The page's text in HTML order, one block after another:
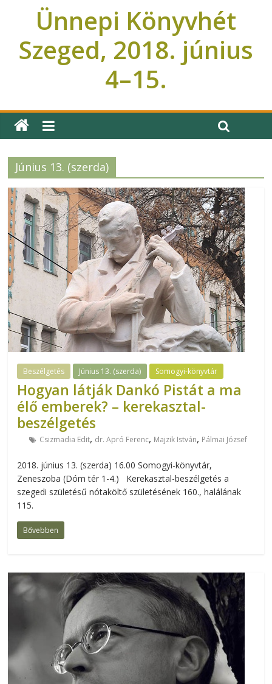
Ünnepi Könyvhét
Szeged, 2018. június
4–15.
Június 13. (szerda)
Beszélgetés Június 13. (szerda) Somogyi-könyvtár
Hogyan látják Dankó Pistát a ma
élő emberek? – kerekasztal-
beszélgetés
Csizmadia Edit, dr. Apró Ferenc, Majzik István, Pálmai József
2018. június 13. (szerda) 16.00 Somogyi-könyvtár,
Zeneszoba (Dóm tér 1-4.) Kerekasztal-beszélgetés a
szegedi születésű nótaköltő születésének 160., halálának
115.
Bővebben